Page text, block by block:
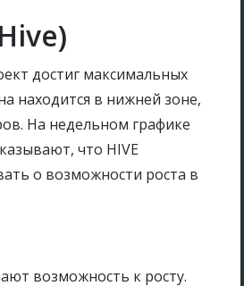
достиг максимальных
находится в нижней зоне,
На недельном графике
что HIVE
о возможности роста в
возможность к росту.